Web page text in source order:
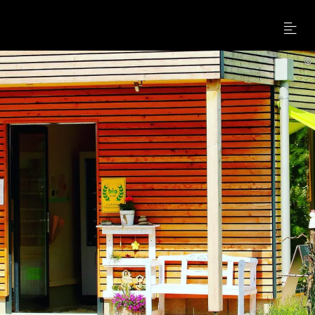
Menu
©